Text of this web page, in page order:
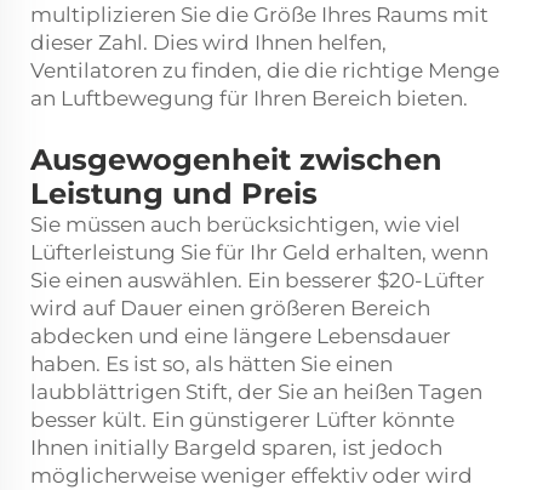
multiplizieren Sie die Größe Ihres Raums mit
dieser Zahl. Dies wird Ihnen helfen,
Ventilatoren zu finden, die die richtige Menge
an Luftbewegung für Ihren Bereich bieten.
Ausgewogenheit zwischen
Leistung und Preis
Sie müssen auch berücksichtigen, wie viel
Lüfterleistung Sie für Ihr Geld erhalten, wenn
Sie einen auswählen. Ein besserer $20-Lüfter
wird auf Dauer einen größeren Bereich
abdecken und eine längere Lebensdauer
haben. Es ist so, als hätten Sie einen
laubblättrigen Stift, der Sie an heißen Tagen
besser kült. Ein günstigerer Lüfter könnte
Ihnen initially Bargeld sparen, ist jedoch
möglicherweise weniger effektiv oder wird